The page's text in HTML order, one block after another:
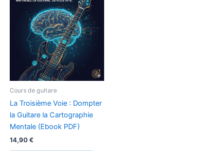
Cours de guitare
La Troisième Voie : Dompter
la Guitare la Cartographie
Mentale (Ebook PDF)
14,90€